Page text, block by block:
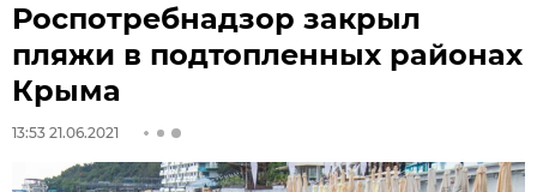
Роспотребнадзор закрыл
пляжи в подтопленных районах
Крыма
13:53 21.06.2021